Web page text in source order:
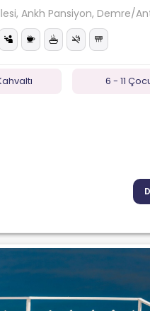
Ankh Pansiyon, Demre/
6 - 11